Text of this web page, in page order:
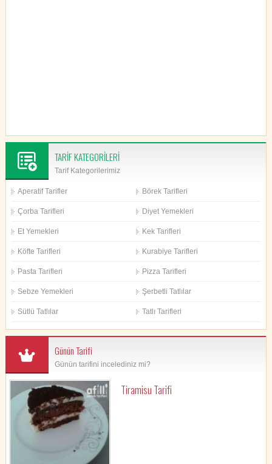
TARİF KATEGORİLERİ
Tarif Kategorilerimiz
Aperatif Tarifler Börek Tarifleri
Çorba Tarifleri Diyet Yemekleri
Et Yemekleri Kek Tarifleri
Köfte Tarifleri Kurabiye Tarifleri
Pasta Tarifleri Pizza Tarifleri
Sebze Yemekleri Şerbetli Tatlılar
Sütlü Tatlılar Tatlı Tarifleri
Günün Tarifi
Günün tarifini incelediniz mi?
Tiramisu Tarifi